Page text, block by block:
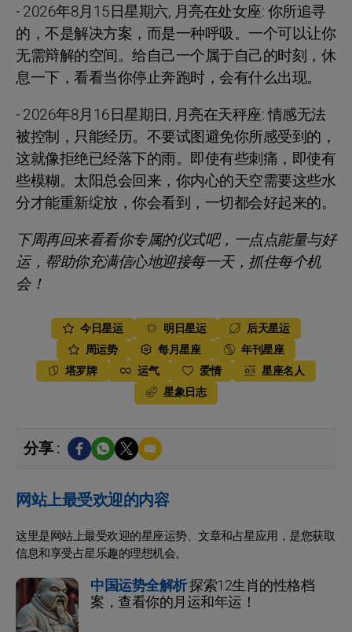
- 2026年8月15日星期六, 月亮在处女座: 你所追寻
的，不是解决方案，而是一种呼吸。一个可以让你
无需辩解的空间。给自己一个属于自己的时刻，休
息一下，看看当你停止奔跑时，会有什么出现。
- 2026年8月16日星期日, 月亮在天秤座: 情感无法
被控制，只能经历。不要试图避免你所感受到的，
这就像拒绝已经落下的雨。即使有些刺痛，即使有
些模糊。太阳总会回来，你内心的天空需要这些水
分才能重新绽放，你会看到，一切都会好起来的。
下周再回来看看你专属的仪式吧，一点点能量与好
运，帮助你充满信心地迎接每一天，抓住每个机
会！
今日星运 明日星运
后天星运
周运势
每月星座
年刊星座
塔罗牌
运气 爱情
星座名人
星象日志
分享 :
网站上最受欢迎的内容
这里是网站上最受欢迎的星座运势、文章和占星应用，是您获取
信息和享受占星乐趣的理想机会。
中国运势全解析探索12生肖的性格档
案，查看你的月运和年运！